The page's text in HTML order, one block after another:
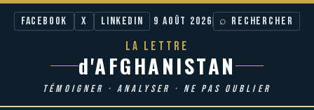
Facebook X LinkedIn 9 AOÛT 2026 ⌕ RECHERCHER
LA LETTRE
d'AFGHANISTAN
TÉMOIGNER · ANALYSER · NE PAS OUBLIER